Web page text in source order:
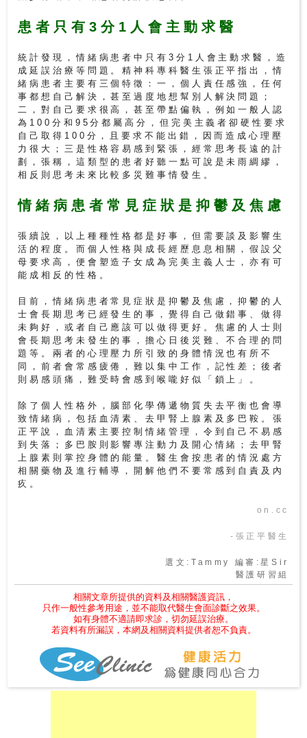
私
家
醫
院
中
醫
醫
院
患者只有3分1人會主動求醫
統計發現，情緒病患者中只有3分1人會主動求醫，造
成延誤治療等問題。精神科專科醫生張正平指出，情
緒病患者主要有三個特徵：一，個人責任感強，任何
事都想自己解決，甚至過度地想幫別人解決問題；
二，對自己要求很高，甚至帶點偏執，例如一般人認
為100分和95分都屬高分，但完美主義者卻硬性要求
自己取得100分，且要求不能出錯，因而造成心理壓
力很大；三是性格容易感到緊張，經常思考長遠的計
劃，張稱，這類型的患者好聽一點可說是未雨綢繆，
相反則思考未來比較多災難事情發生。
情緒病患者常見症狀是抑鬱及焦慮
張續說，以上種種性格都是好事，但需要談及影響生
活的程度。而個人性格與成長經歷息息相關，假設父
母要求高，便會塑造子女成為完美主義人士，亦有可
能成相反的性格。
目前，情緒病患者常見症狀是抑鬱及焦慮，抑鬱的人
士會長期思考已經發生的事，覺得自己做錯事、做得
未夠好，或者自己應該可以做得更好。焦慮的人士則
會長期思考未發生的事，擔心日後災難、不合理的問
題等。兩者的心理壓力所引致的身體情況也有所不
同，前者會常感疲倦，難以集中工作，記性差；後者
則易感頭痛，難受時會感到喉嚨好似「鎖上」。
除了個人性格外，腦部化學傳遞物質失去平衡也會導
致情緒病，包括血清素、去甲腎上腺素及多巴鞍。張
正平說，血清素主要控制情緒管理，令到自己不易感
到失落；多巴胺則影響專注動力及開心情緒；去甲腎
上腺素則掌控身體的能量。醫生會按患者的情況處方
相關藥物及進行輔導，開解他們不要常感到自責及內
疚。
on.cc
-張正平醫生
選文:Tammy 編審:星Sir
醫護研習組
相關文章所提供的資料及相關醫護資訊，
只作一般性參考用途，並不能取代醫生會面診斷之效果。
如有身體不適請即求診，切勿延誤治療。
若資料有所漏誤，本網及相關資料提供者恕不負責。